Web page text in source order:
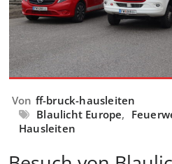
Von ff-bruck-hausleiten
Blaulicht Europe,
Hausleiten